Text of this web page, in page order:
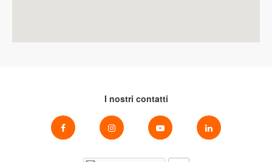
I nostri contatti